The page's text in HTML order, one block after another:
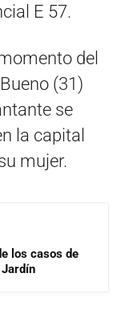
E 57.
del
(31)
se
la capital
mujer.
los casos de